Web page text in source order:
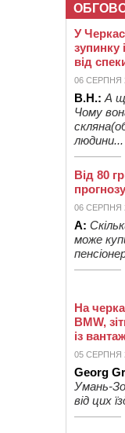
У
зупинку
від
06 СЕРПНЯ
В.Н.: А
Чому
людини...
Від 80
06 СЕРПНЯ
А:
може
На
BMW,
із
05 СЕРПНЯ
Georg
Умань-
від цих